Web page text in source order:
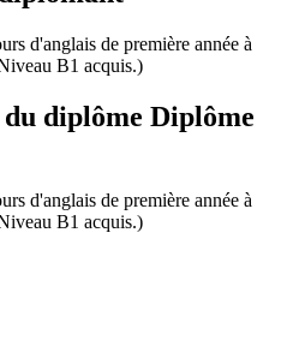
d'anglais de première année à
B1 acquis.)
diplôme Diplôme
d'anglais de première année à
B1 acquis.)